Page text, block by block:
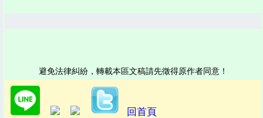
避免法律糾紛，轉載本區文稿請先徵得原作者同意！
回首頁